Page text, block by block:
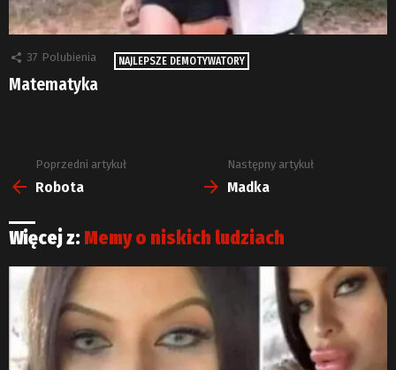
37 Polubienia NAJLEPSZE DEMOTYWATORY
Matematyka
Zobacz
więcej
Poprzedni artykuł
Robota
Następny artykuł
Madka
Więcej z: Memy o niskich ludziach